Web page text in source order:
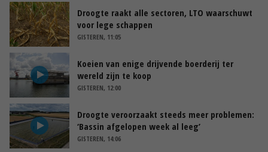
Droogte raakt alle sectoren, LTO waarschuwt
voor lege schappen
GISTEREN, 11:05
Koeien van enige drijvende boerderij ter
wereld zijn te koop
GISTEREN, 12:00
Droogte veroorzaakt steeds meer problemen:
‘Bassin afgelopen week al leeg’
GISTEREN, 14:06